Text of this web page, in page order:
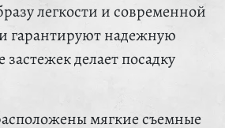
легкости и современной
гарантируют надежную
делает посадку
мягкие съемные